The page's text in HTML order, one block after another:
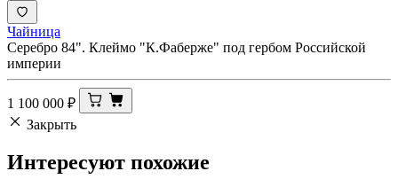
Чайница
Серебро 84". Клеймо "К.Фаберже" под гербом Российской
империи
1 100 000 ₽
Закрыть
Интересуют похожие